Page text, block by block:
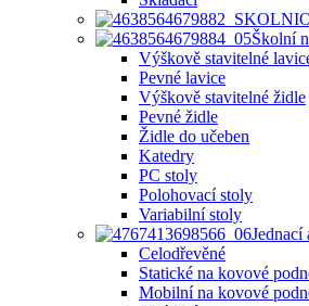
Školní
Výškově stavitelné
Pevné lavice
Výškově stavitelné židle
Pevné židle
Židle do učeben
Katedry
PC stoly
Polohovací stoly
Variabilní stoly
Jednací
Celodřevěné
Statické na kovové
Mobilní na kovové